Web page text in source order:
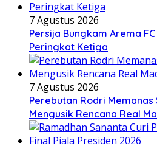
7 Agustus 2026
Persija Bungkam Arema FC
Peringkat Ketiga
7 Agustus 2026
Perebutan Rodri Memanas
Mengusik Rencana Real